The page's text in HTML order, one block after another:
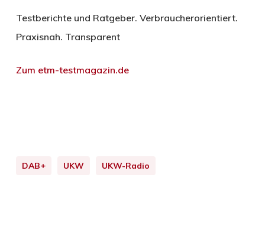
Testberichte und Ratgeber. Verbraucherorientiert.
Praxisnah. Transparent
Zum etm-testmagazin.de
DAB+ UKW UKW-Radio